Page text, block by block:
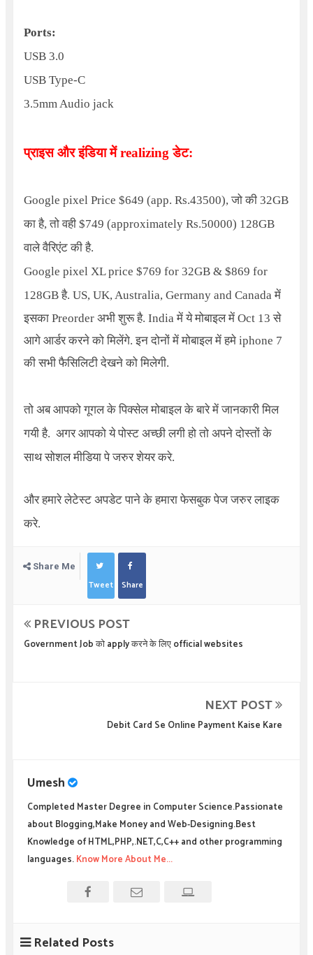
Ports:
USB 3.0
USB Type-C
3.5mm Audio jack
प्राइस और इंडिया मेंrealizingडेट:
Google pixel Price $649 (app. Rs.43500),जो की 32GB
का है, तो वही $749 (approximately Rs.50000) 128GB
वाले वैरिएंट की है.
Google pixel XL price $769 for 32GB & $869 for
128GBहै. US, UK, Australia, Germany and Canadaमें
इसका Preorderअभी शुरू है. Indiaमें ये मोबाइल में Oct 13 से
आगे आर्डर करने को मिलेंगे.इन दोनों में मोबाइल में हमे iphone 7
की सभी फैसिलिटी देखने को मिलेगी.
तो अब आपको गूगल के पिक्सेल मोबाइल के बारे में जानकारी मिल
गयी है. अगर आपको ये पोस्ट अच्छी लगी हो तो अपने दोस्तों के
साथ सोशल मीडिया पे जरुर शेयर करे.
और हमारे लेटेस्ट अपडेट पाने के हमारा फेसबुक पेज जरुर लाइक
करे.
Share Me
Tweet Share
PREVIOUS POST
Government Job को apply करने के लिए official websites
NEXT POST
Debit Card Se Online Payment Kaise Kare
Umesh
Completed Master Degree in Computer Science.Passionate
about Blogging,Make Money and Web-Designing.Best
Knowledge of HTML,PHP,.NET,C,C++ and other programming
languages.Know More About Me...
Related Posts